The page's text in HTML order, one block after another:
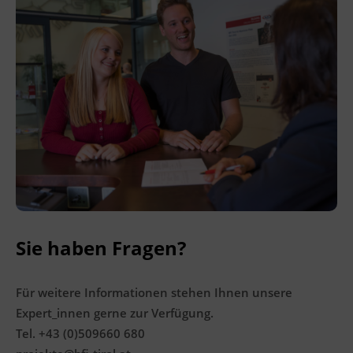
genommen werden.
Kursformat
Präsenzunterricht
Leitung
Dipl.-KW Alexandra Roth, Mag. Christina
Anschober
Kursbesuchsbestätigung
Hinweis
Die Teilnahme ist kostenlos.
Bei Erfüllung der Anwesenheit können
Sie haben Fragen?
Für weitere Informationen stehen Ihnen unsere
Expert_innen gerne zur Verfügung.
Tel. +43 (0)509660 680